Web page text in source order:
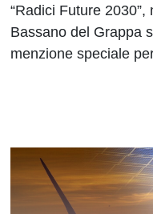
“Radici Future 2030”,
Bassano del Grappa
menzione speciale